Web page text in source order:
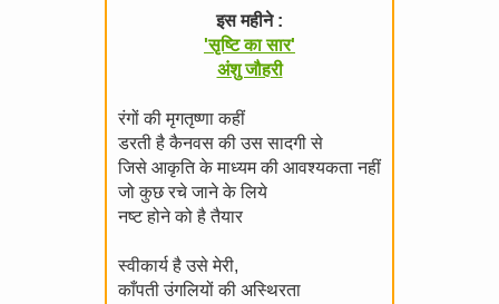
इस महीने :
'सृष्टि का सार'
अंशु जौहरी
रंगों की मृगतृष्णा कहीं
डरती है कैनवस की उस सादगी से
जिसे आकृति के माध्यम की आवश्यकता नहीं
जो कुछ रचे जाने के लिये
नष्ट होने को है तैयार
स्वीकार्य है उसे मेरी,
काँपती उंगलियों की अस्थिरता